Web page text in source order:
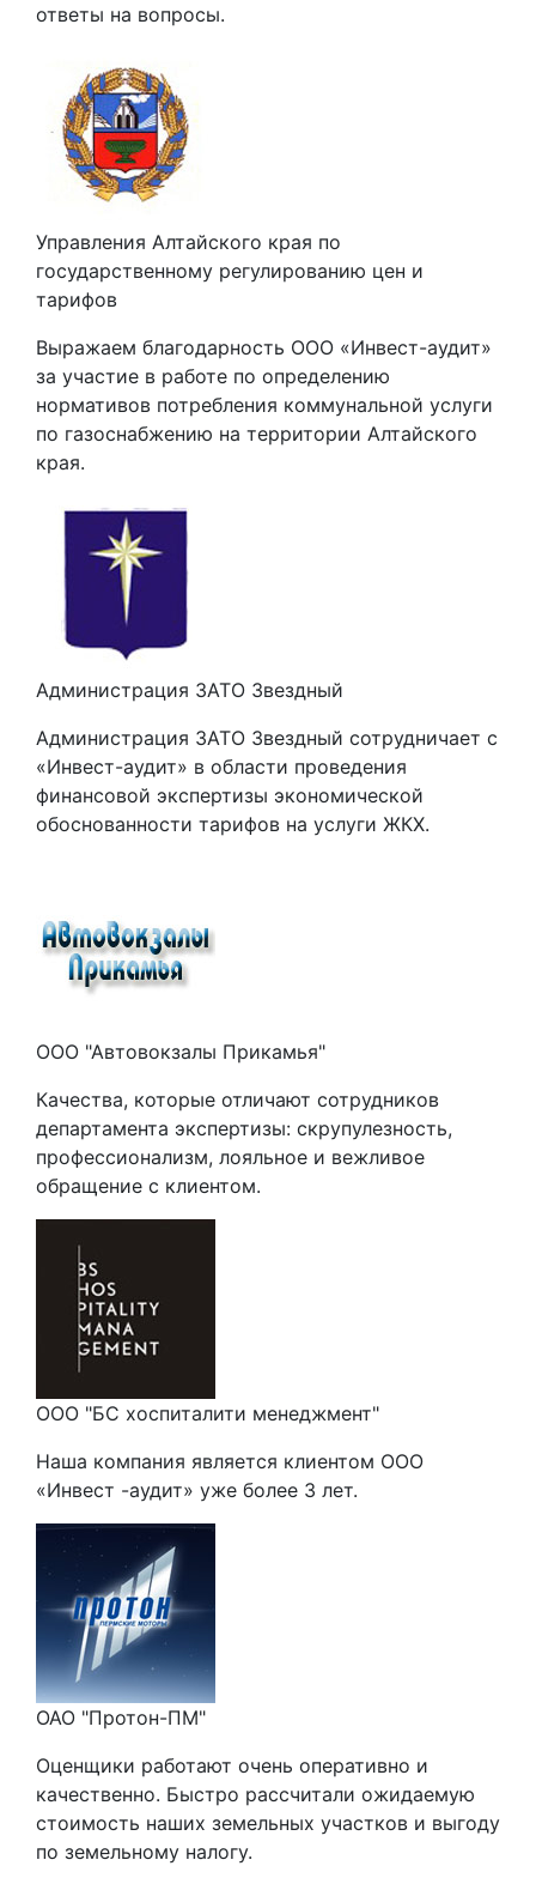
ответы на вопросы.
Управления Алтайского края по
государственному регулированию цен и
тарифов
Выражаем благодарность ООО «Инвест-аудит»
за участие в работе по определению
нормативов потребления коммунальной услуги
по газоснабжению на территории Алтайского
края.
Администрация ЗАТО Звездный
Администрация ЗАТО Звездный сотрудничает с
«Инвест-аудит» в области проведения
финансовой экспертизы экономической
обоснованности тарифов на услуги ЖКХ.
ООО "Автовокзалы Прикамья"
Качества, которые отличают сотрудников
департамента экспертизы: скрупулезность,
профессионализм, лояльное и вежливое
обращение с клиентом.
ООО "БС хоспиталити менеджмент"
Наша компания является клиентом ООО
«Инвест -аудит» уже более 3 лет.
ОАО "Протон-ПМ"
Оценщики работают очень оперативно и
качественно. Быстро рассчитали ожидаемую
стоимость наших земельных участков и выгоду
по земельному налогу.